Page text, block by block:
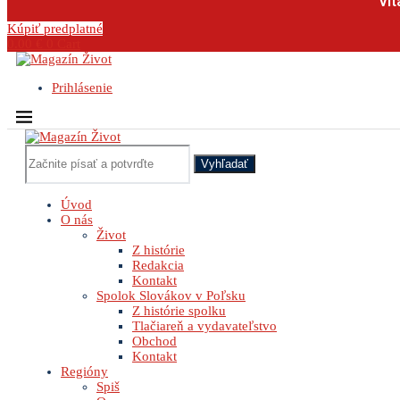
Kúpiť predplatné
Prihlásenie
Vyhľadať
Úvod
O nás
Život
Z histórie
Redakcia
Kontakt
Spolok Slovákov v Poľsku
Z histórie spolku
Tlačiareň a vydavateľstvo
Obchod
Kontakt
Regióny
Spiš